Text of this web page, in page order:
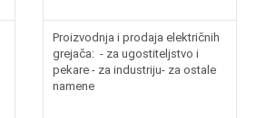
Proizvodnja i prodaja električnih
grejača: - za ugostiteljstvo i
pekare - za industriju- za ostale
namene